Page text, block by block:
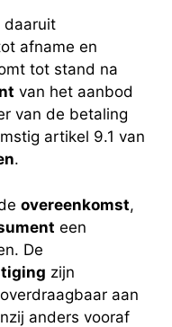
daaruit
afname en
tot stand na
van het aanbod
van de betaling
artikel 9.1 van
.
overeenkomst,
een
De
zijn
aan
anders vooraf